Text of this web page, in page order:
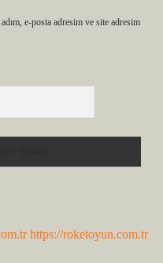
e-posta adresim ve site adresim
https://roketoyun.com.tr